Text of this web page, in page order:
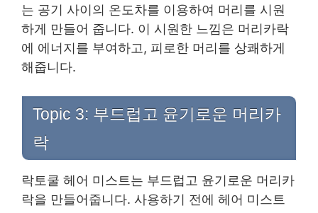
는 공기 사이의 온도차를 이용하여 머리를 시원
하게 만들어 줍니다. 이 시원한 느낌은 머리카락
에 에너지를 부여하고, 피로한 머리를 상쾌하게
해줍니다.
Topic 3: 부드럽고 윤기로운 머리카
락
락토쿨 헤어 미스트는 부드럽고 윤기로운 머리카
락을 만들어줍니다. 사용하기 전에 헤어 미스트